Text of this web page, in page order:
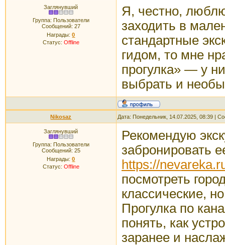
Заглянувший
Группа: Пользователи
Сообщений: 27
Награды:0
Статус: Offline
Я, честно,
заходить в
стандартные
гидом, то мне
прогулка» — у
выбрать и
Nikosaz Дата: Понедельник, 14.07.2025, 08:39 |
Заглянувший
Группа: Пользователи
Сообщений: 25
Награды:0
Статус: Offline
Рекомендую
забронировать
https://
посмотреть
классические,
Прогулка по
понять, как
заранее и